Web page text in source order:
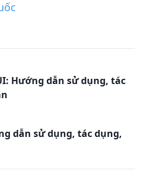
Hướng dẫn sử dụng, tác
dẫn sử dụng, tác dụng,